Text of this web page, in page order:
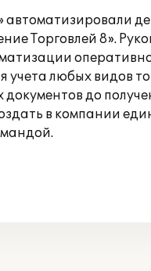
автоматизировали
Торговлей 8».
любых видов
до
в компании